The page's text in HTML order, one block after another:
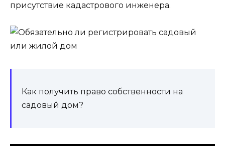
присутствие кадастрового инженера.
Как получить право собственности на
садовый дом?